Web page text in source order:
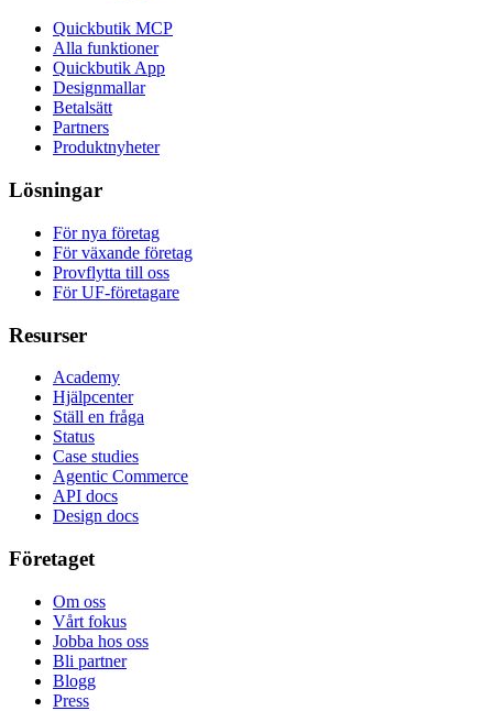
Quickbutik MCP
Alla funktioner
Quickbutik App
Designmallar
Betalsätt
Partners
Produktnyheter
Lösningar
För nya företag
För växande företag
Provflytta till oss
För UF-företagare
Resurser
Academy
Hjälpcenter
Ställ en fråga
Status
Case studies
Agentic Commerce
API docs
Design docs
Företaget
Om oss
Vårt fokus
Jobba hos oss
Bli partner
Blogg
Press